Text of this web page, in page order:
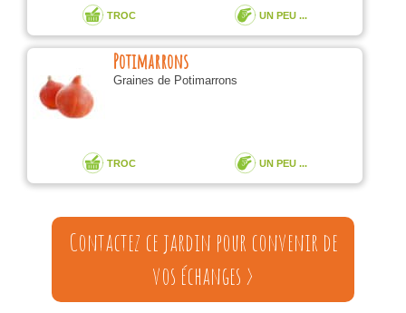
TROC UN PEU ...
Potimarrons
Graines de Potimarrons
TROC UN PEU ...
Contactez ce jardin pour convenir de
vos échanges >